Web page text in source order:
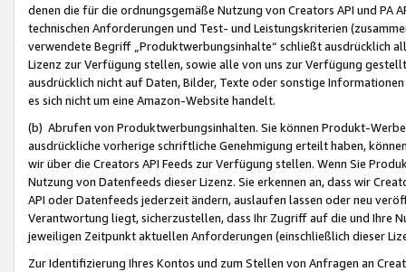
denen die für die ordnungsgemäße Nutzung von Creators API und PA
technischen Anforderungen und Test- und Leistungskriterien
verwendete Begriff „Produktwerbungsinhalte“ schließt ausdrücklich
Lizenz zur Verfügung stellen, sowie alle von uns zur Verfügung
ausdrücklich nicht auf Daten, Bilder, Texte oder sonstige
es sich nicht um eine Amazon-Website handelt.
(b) Abrufen von Produktwerbungsinhalten. Sie können Produkt-
ausdrückliche vorherige schriftliche Genehmigung erteilt haben,
wir über die Creators API Feeds zur Verfügung stellen. Wenn Sie
Nutzung von Datenfeeds dieser Lizenz. Sie erkennen an, dass wir
API oder Datenfeeds jederzeit ändern, auslaufen lassen oder neu
Verantwortung liegt, sicherzustellen, dass Ihr Zugriff auf die und Ihre
jeweiligen Zeitpunkt aktuellen Anforderungen (einschließlich dieser
Zur Identifizierung Ihres Kontos und zum Stellen von Anfragen an